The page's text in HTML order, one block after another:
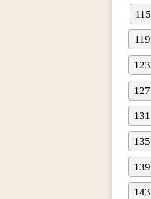
115
119
123
127
131
135
139
143